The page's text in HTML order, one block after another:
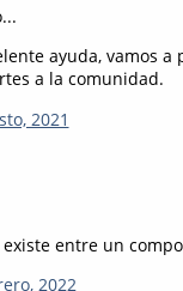
ayuda, vamos
a la comunidad.
2021
entre un
2022